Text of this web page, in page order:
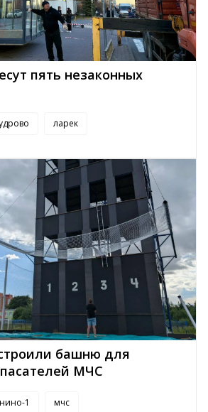
пять незаконных
ларек
башню для
МЧС
1 мчс